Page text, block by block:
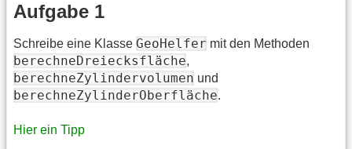
Aufgabe 1
Schreibe eine Klasse GeoHelfer mit den Methoden
berechneDreiecksfläche,
berechneZylindervolumen und
berechneZylinderOberfläche.
Hier ein Tipp